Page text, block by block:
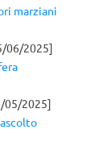
marziani
06/2025]
05/2025]